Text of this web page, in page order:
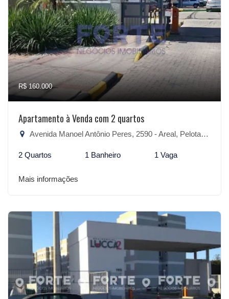
R$ 160.000
Apartamento à Venda com 2 quartos
Avenida Manoel Antônio Peres, 2590 - Areal, Pelotas-RS
2 Quartos 1 Banheiro 1 Vaga
Mais informações